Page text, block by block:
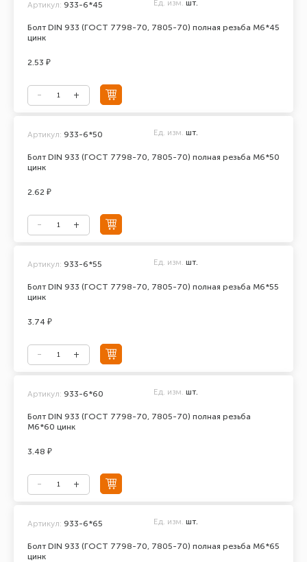
Болт DIN 933 (ГОСТ 7798-70, 7805-70) полная резьба М6*45
цинк
Артикул: 933-6*45 Ед. изм. шт.
2.53 ₽
Болт DIN 933 (ГОСТ 7798-70, 7805-70) полная резьба М6*50
цинк
Артикул: 933-6*50 Ед. изм. шт.
2.62 ₽
Болт DIN 933 (ГОСТ 7798-70, 7805-70) полная резьба М6*55
цинк
Артикул: 933-6*55 Ед. изм. шт.
3.74 ₽
Болт DIN 933 (ГОСТ 7798-70, 7805-70) полная резьба
М6*60 цинк
Артикул: 933-6*60 Ед. изм. шт.
3.48 ₽
Болт DIN 933 (ГОСТ 7798-70, 7805-70) полная резьба М6*65
цинк
Артикул: 933-6*65 Ед. изм. шт.